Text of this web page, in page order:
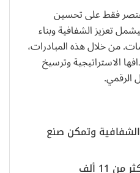
فقط على تحسين
تعزيز الشفافية وبناء
من خلال هذه المبادرات،
الاستراتيجية وترسيخ
الرقمي.
الشفافية وتمكن صنع
توفر المنصة الوطنية أكثر من 11 ألف